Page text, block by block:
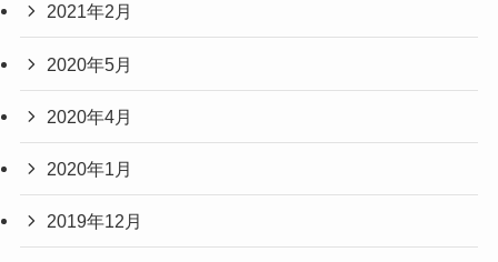
2021年2月
2020年5月
2020年4月
2020年1月
2019年12月